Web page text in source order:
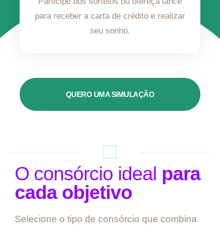
para receber a carta de crédito e realizar
seu sonho.
QUERO UMA SIMULAÇÃO
O consórcio ideal para
cada objetivo
Selecione o tipo de consórcio que combina